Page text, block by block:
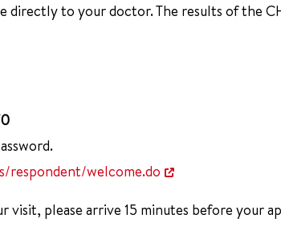
to your doctor. The results of the
respondent/welcome.do
visit, please arrive 15 minutes before